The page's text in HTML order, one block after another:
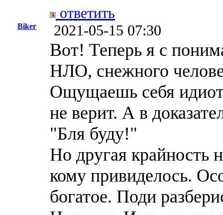
ответить
Biker 2021-05-15 07:30
Вот! Теперь я с
НЛО, снежного
Ощущаешь себя
не верит. А в
"Бля буду!"
Но другая
кому привиделось.
богатое. Поди